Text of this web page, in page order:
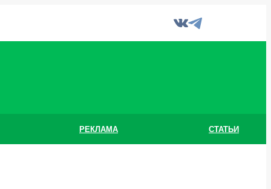
РЕКЛАМА СТАТЬИ